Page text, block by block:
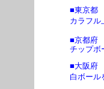
■東京都
カラフル
■京都府
チップボ
■大阪府
白ボール